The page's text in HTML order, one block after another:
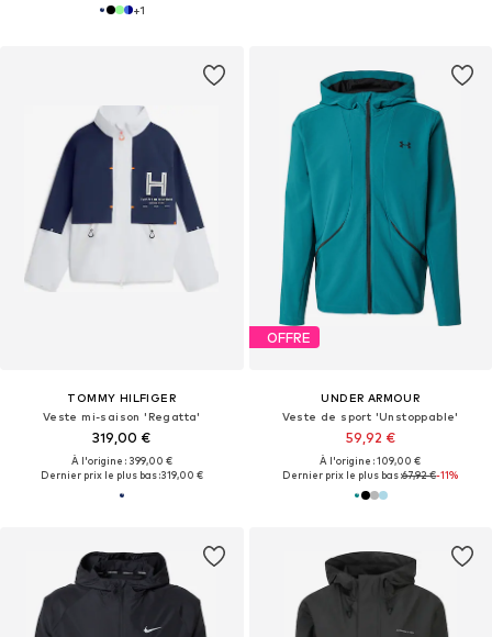
+1
TOMMY HILFIGER
Veste mi-saison 'Regatta'
319,00 €
À l'origine : 399,00 €
Dernier prix le plus bas :319,00 €
OFFRE
UNDER ARMOUR
Veste de sport 'Unstoppable'
59,92 €
À l'origine : 109,00 €
Dernier prix le plus bas :67,92 €-11%